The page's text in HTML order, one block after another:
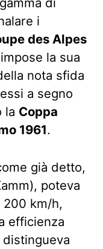
i
des Alpes
la sua
nota sfida
a segno
la Coppa
1961.
già detto,
poteva
200 km/h,
efficienza